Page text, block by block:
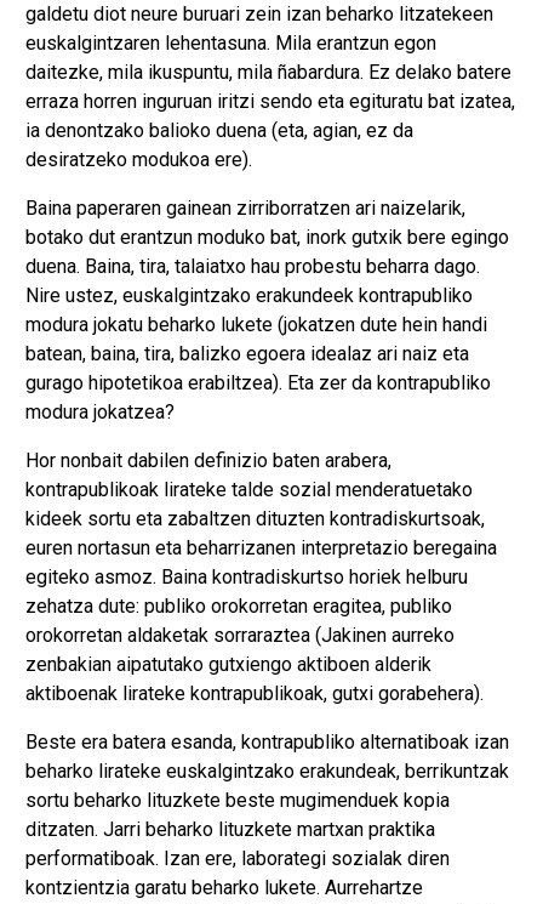
galdetu diot neure buruari zein izan beharko litzatekeen
euskalgintzaren lehentasuna. Mila erantzun egon
daitezke, mila ikuspuntu, mila ñabardura. Ez delako batere
erraza horren inguruan iritzi sendo eta egituratu bat izatea,
ia denontzako balioko duena (eta, agian, ez da
desiratzeko modukoa ere).
Baina paperaren gainean zirriborratzen ari naizelarik,
botako dut erantzun moduko bat, inork gutxik bere egingo
duena. Baina, tira, talaiatxo hau probestu beharra dago.
Nire ustez, euskalgintzako erakundeek kontrapubliko
modura jokatu beharko lukete (jokatzen dute hein handi
batean, baina, tira, balizko egoera idealaz ari naiz eta
gurago hipotetikoa erabiltzea). Eta zer da kontrapubliko
modura jokatzea?
Hor nonbait dabilen definizio baten arabera,
kontrapublikoak lirateke talde sozial menderatuetako
kideek sortu eta zabaltzen dituzten kontradiskurtsoak,
euren nortasun eta beharrizanen interpretazio beregaina
egiteko asmoz. Baina kontradiskurtso horiek helburu
zehatza dute: publiko orokorretan eragitea, publiko
orokorretan aldaketak sorraraztea (Jakinen aurreko
zenbakian aipatutako gutxiengo aktiboen alderik
aktiboenak lirateke kontrapublikoak, gutxi gorabehera).
Beste era batera esanda, kontrapubliko alternatiboak izan
beharko lirateke euskalgintzako erakundeak, berrikuntzak
sortu beharko lituzkete beste mugimenduek kopia
ditzaten. Jarri beharko lituzkete martxan praktika
performatiboak. Izan ere, laborategi sozialak diren
kontzientzia garatu beharko lukete. Aurrehartze